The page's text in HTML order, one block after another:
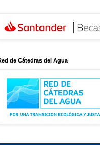
de Cátedras del Agua